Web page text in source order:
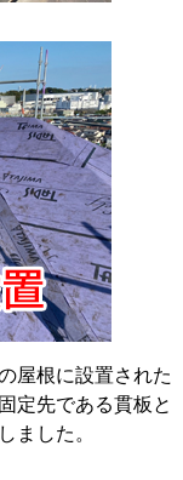
屋根に設置された
定先である貫板と
ました。